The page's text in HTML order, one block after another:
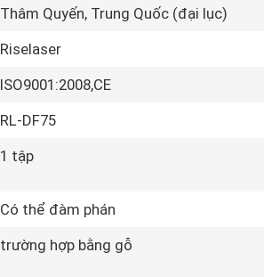
Thâm Quyến, Trung Quốc (đại lục)
Riselaser
ISO9001:2008,CE
RL-DF75
1 tập
Có thể đàm phán
trường hợp bằng gỗ